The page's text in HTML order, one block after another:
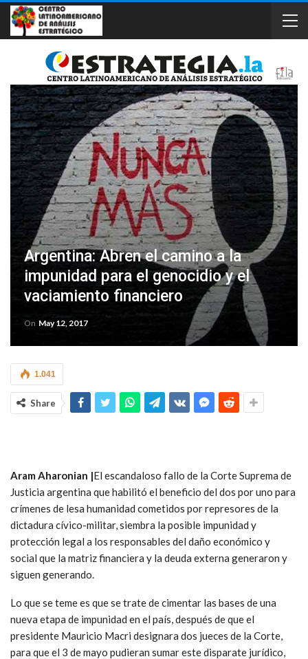
Argentina: Abren el camino a la
impunidad para el genocidio y el
vaciamiento financiero
On May 12, 2017
1.041
Share
Aram Aharonian |El escandaloso fallo de la Corte Suprema de
Justicia argentina que habilitó el beneficio del dos por uno para
crímenes de lesa humanidad cometidos por represores de la
dictadura cívico-militar, siembra la posible impunidad y
protección legal a los responsables del daño económico y
social que la matriz financiera y la deuda externa generaron y
siguen generando.
Lo que se teme es que se trate de cimentar las bases de una
nueva etapa de impunidad en el país, después de que el
presidente Mauricio Macri designara dos jueces de la Corte,
para que el 3 de mayo pudieran sumar este disparate jurídico,